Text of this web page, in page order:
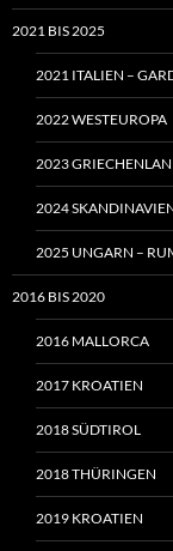
2021 BIS 2025
2021 ITALIEN –
2022 WESTEUROPA
2023
2024
2025 UNGARN –
2016 BIS 2020
2016 MALLORCA
2017 KROATIEN
2018 SÜDTIROL
2018 THÜRINGEN
2019 KROATIEN